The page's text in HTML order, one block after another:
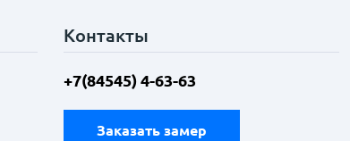
Контакты
+7(84545) 4-63-63
Заказать замер